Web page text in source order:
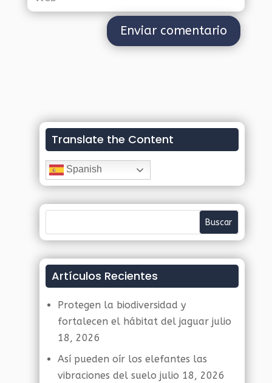
Translate the Content
Spanish
Artículos Recientes
Protegen la biodiversidad y
fortalecen el hábitat del jaguar julio
18, 2026
Así pueden oír los elefantes las
vibraciones del suelo julio 18, 2026